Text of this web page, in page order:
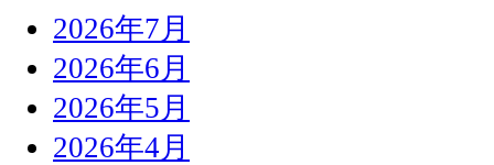
2026年7月
2026年6月
2026年5月
2026年4月